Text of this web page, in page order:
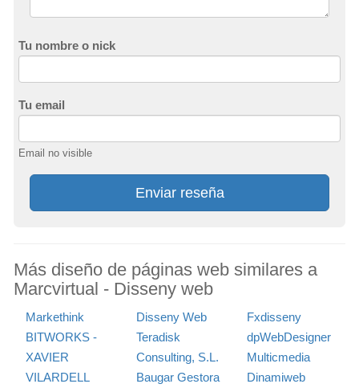
Tu nombre o nick
Tu email
Email no visible
Enviar reseña
Más diseño de páginas web similares a
Marcvirtual - Disseny web
Markethink Disseny Web
Fxdisseny
BITWORKS -
XAVIER
VILARDELL
Teradisk
Consulting, S.L.
dpWebDesigner
Multicmedia
Baugar Gestora
Dinamiweb